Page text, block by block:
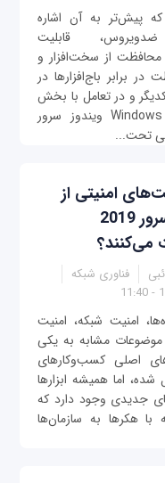
که پیش‌تر به آن اشاره
قابلیت
محافظت از سخت‌افزار و
در برابر باج‌افزارها در
و در تعامل با بخش
Windows Security ویندوز سرور
امنیتی از
ویندوز سرور 2019
می‌کنند؟
فناوری شبکه
امنیت شبکه، امنیت
موضوعات مشابه به یکی
اصلی کسب‌وکارهای
شده، اما همیشه ابزارها
جدیدی وجود دارد که
با هکرها به سازمان‌ها